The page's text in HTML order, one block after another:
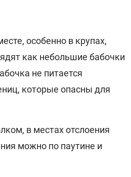
особенно в крупах,
как небольшие бабочки
не питается
которые опасны для
в местах отслоения
можно по паутине и